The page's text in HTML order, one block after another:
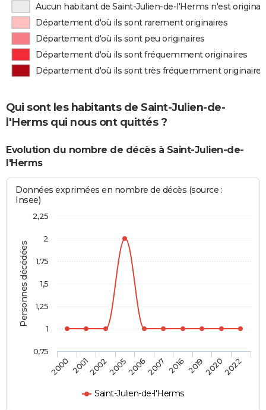
Aucun habitant de Saint-Julien-de-l'Herms n'est
Département d'où ils sont rarement originaires
Département d'où ils sont peu originaires
Département d'où ils sont fréquemment originaires
Département d'où ils sont très fréquemment originaires
Qui sont les habitants de Saint-Julien-de-
l'Herms qui nous ont quittés ?
Evolution du nombre de décès à Saint-Julien-de-
l'Herms
Personnes décédées
Données exprimées en nombre de décès (source :
Insee)
Saint-Julien-de-l'Herms
2000 20012002200520062007 2016 201920202022
0,75
1
1,25
1,5
1,75
2
2,25